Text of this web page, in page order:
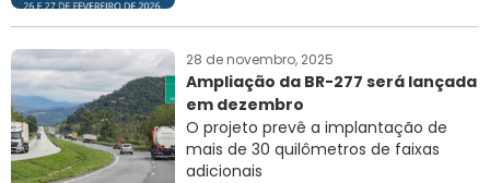
28 de novembro, 2025
Ampliação da BR-277 será lançada
em dezembro
O projeto prevê a implantação de
mais de 30 quilômetros de faixas
adicionais